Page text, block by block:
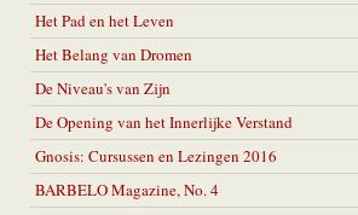
Het Pad en het Leven
Het Belang van Dromen
De Niveau's van Zijn
De Opening van het Innerlijke Verstand
Gnosis: Cursussen en Lezingen 2016
BARBELO Magazine, No. 4